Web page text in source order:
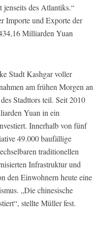
des Atlantiks.“
Importe und Exporte der
Milliarden Yuan
Stadt Kashgar voller
am frühen Morgen an
Stadttors teil. Seit 2010
Yuan in ein
Innerhalb von fünf
49.000 baufällige
traditionellen
Infrastruktur und
den Einwohnern heute eine
„Die chinesische
stellte Müller fest.